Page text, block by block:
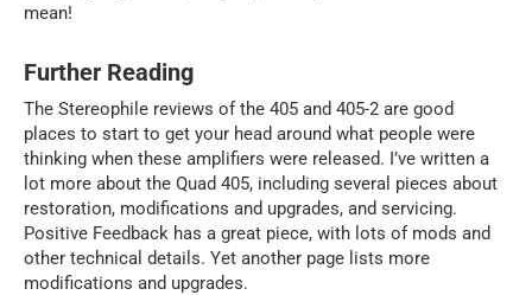
mean!
Further Reading
The Stereophile reviews of the 405 and 405-2 are good
places to start to get your head around what people were
thinking when these amplifiers were released. I’ve written a
lot more about the Quad 405, including several pieces about
restoration, modifications and upgrades, and servicing.
Positive Feedback has a great piece, with lots of mods and
other technical details. Yet another page lists more
modifications and upgrades.